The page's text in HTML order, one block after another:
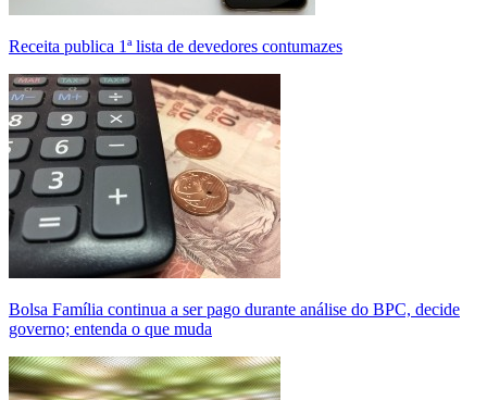
Receita publica 1ª lista de devedores contumazes
Bolsa Família continua a ser pago durante análise do BPC, decide
governo; entenda o que muda